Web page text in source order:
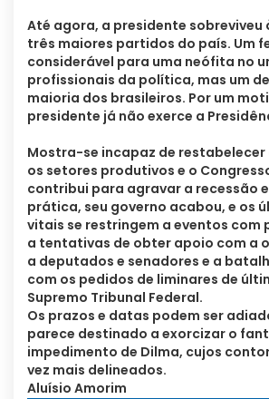
Até agora, a presidente sobreviveu
três maiores partidos do país. Um
considerável para uma neófita no
profissionais da política, mas um
maioria dos brasileiros. Por um
presidente já não exerce a
Mostra-se incapaz de
os setores produtivos e o
contribui para agravar a recessão
prática, seu governo acabou, e os
vitais se restringem a eventos com
a tentativas de obter apoio com a
a deputados e senadores e a
com os pedidos de liminares de
Supremo Tribunal Federal.
Os prazos e datas podem ser
parece destinado a exorcizar o
impedimento de Dilma, cujos
vez mais delineados.
Aluísio Amorim